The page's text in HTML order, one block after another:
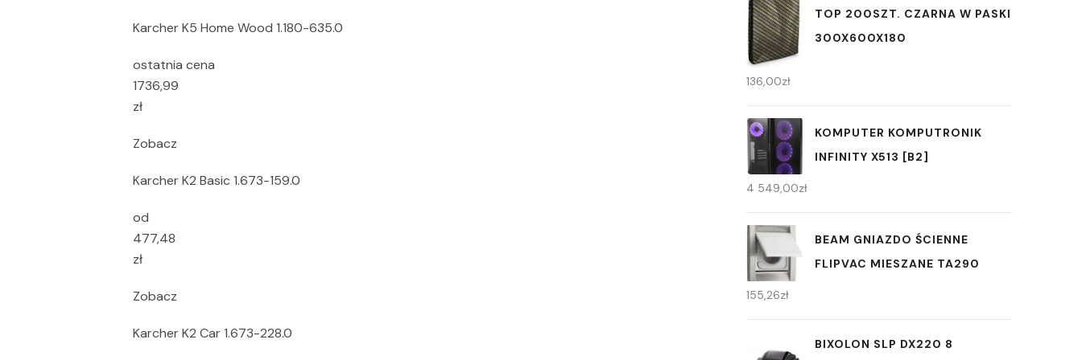
Karcher K5 Home Wood 1.180-635.0
ostatnia cena
1736,99
zł
Zobacz
Karcher K2 Basic 1.673-159.0
od
477,48
zł
Zobacz
Karcher K2 Car 1.673-228.0
TOP 200SZT. CZARNA W PASKI
300X600X180
136,00zł
KOMPUTER KOMPUTRONIK
INFINITY X513 [B2]
4 549,00zł
BEAM GNIAZDO ŚCIENNE
FLIPVAC MIESZANE TA290
155,26zł
BIXOLON SLP DX220 8